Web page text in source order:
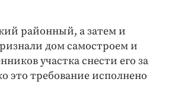
районный, а затем и
дом самостроем и
участка снести его за
это требование исполнено